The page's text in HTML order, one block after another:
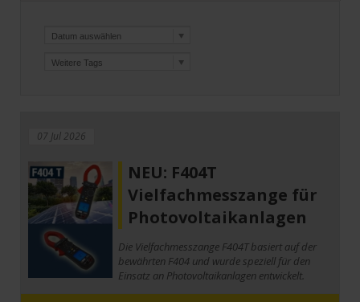
07 Jul 2026
NEU: F404T
Vielfachmesszange für
Photovoltaikanlagen
Die Vielfachmesszange F404T basiert auf der
bewährten F404 und wurde speziell für den
Einsatz an Photovoltaikanlagen entwickelt.